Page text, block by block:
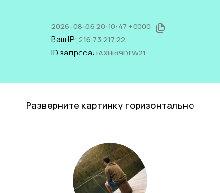
2026-08-06 20:10:47 +0000
Ваш IP:216.73.217.22
ID запроса:lAXHid9DfW21
Разверните картинку горизонтально